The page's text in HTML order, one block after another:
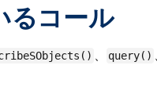
るコール
、 query()